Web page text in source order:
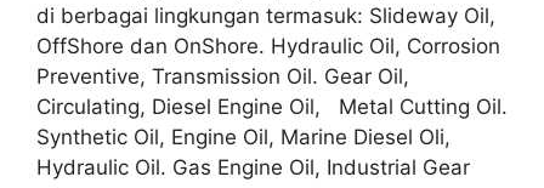
di berbagai lingkungan termasuk: Slideway Oil,
OffShore dan OnShore. Hydraulic Oil, Corrosion
Preventive, Transmission Oil. Gear Oil,
Circulating, Diesel Engine Oil, Metal Cutting Oil.
Synthetic Oil, Engine Oil, Marine Diesel Oli,
Hydraulic Oil. Gas Engine Oil, Industrial Gear